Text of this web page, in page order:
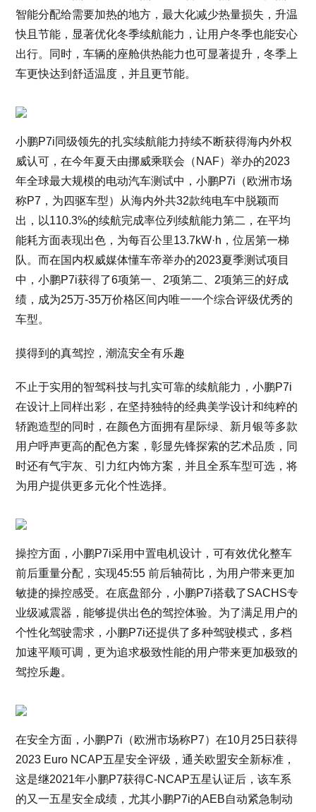
智能分配给需要加热的地方，最大化减少热量损失，升温
快且节能，显著优化冬季续航能力，让用户冬季也能安心
出行。同时，车辆的座舱供热能力也可显著提升，冬季上
车更快达到舒适温度，并且更节能。
小鹏P7i同级领先的扎实续航能力持续不断获得海内外权
威认可，在今年夏天由挪威乘联会（NAF）举办的2023
年全球最大规模的电动汽车测试中，小鹏P7i（欧洲市场
称P7，为四驱车型）从海内外共32款纯电车中脱颖而
出，以110.3%的续航完成率位列续航能力第二，在平均
能耗方面表现出色，为每百公里13.7kW·h，位居第一梯
队。而在国内权威媒体懂车帝举办的2023夏季测试项目
中，小鹏P7i获得了6项第一、2项第二、2项第三的好成
绩，成为25万-35万价格区间内唯一一个综合评级优秀的
车型。
摸得到的真驾控，潮流安全有乐趣
不止于实用的智驾科技与扎实可靠的续航能力，小鹏P7i
在设计上同样出彩，在坚持独特的经典美学设计和纯粹的
轿跑造型的同时，在颜色方面拥有星际绿、新月银等多款
用户呼声更高的配色方案，彰显先锋探索的艺术品质，同
时还有气宇灰、引力红内饰方案，并且全系车型可选，将
为用户提供更多元化个性选择。
操控方面，小鹏P7i采用中置电机设计，可有效优化整车
前后重量分配，实现45:55 前后轴荷比，为用户带来更加
敏捷的操控感受。在底盘部分，小鹏P7i搭载了SACHS专
业级减震器，能够提供出色的驾控体验。为了满足用户的
个性化驾驶需求，小鹏P7i还提供了多种驾驶模式，多档
加速平顺可调，更为追求极致性能的用户带来更加极致的
驾控乐趣。
在安全方面，小鹏P7i（欧洲市场称P7）在10月25日获得
2023 Euro NCAP五星安全评级，通关欧盟安全新标准，
这是继2021年小鹏P7获得C-NCAP五星认证后，该车系
的又一五星安全成绩，尤其小鹏P7i的AEB自动紧急制动